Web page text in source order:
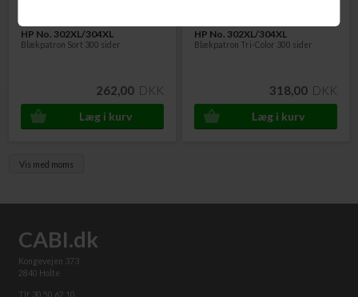
HP No. 302XL/304XL
Blækpatron Sort 300 sider
262,00 DKK
HP No. 302XL/304XL
Blækpatron Tri-Color 300 sider
318,00 DKK
Vis med moms
CABI.dk
Kongevejen 373
2840 Holte
Tlf. 30 50 62 10